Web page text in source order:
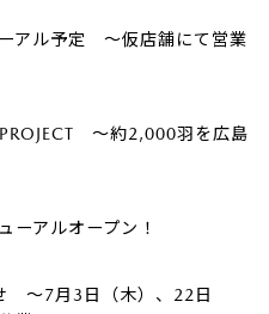
アル予定 ～仮店舗にて営業
～約2,000羽を広島
ーアルオープン！
～7月3日（木）、22日